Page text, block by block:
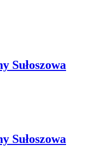
Sułoszowa
Sułoszowa